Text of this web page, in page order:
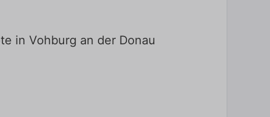
in Vohburg an der Donau